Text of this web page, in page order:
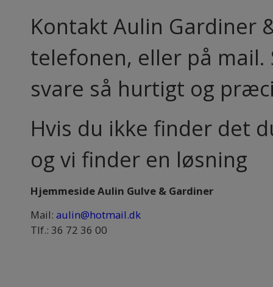
Kontakt Aulin Gardiner
telefonen, eller på mail.
svare så hurtigt og
Hvis du ikke finder det
og vi finder en løsning
Hjemmeside Aulin Gulve & Gardiner
Mail: aulin@hotmail.dk
Tlf.: 36 72 36 00